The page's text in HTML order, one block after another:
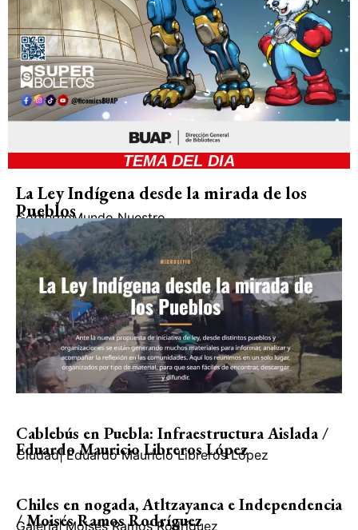
TEMA DEL DIA
La Ley Indígena desde la mirada de los
Pueblos
GobiernoMundo Nuestro
Cablebús en Puebla: Infraestructura Aislada /
Eduardo Mauricio Libreros López
Ciudad| Eduardo Mauricio Libreros López
Chiles en nogada, Atltzayanca e Independencia
/ Moisés Ramos Rodríguez
Galería| Moisés Ramos Rodríguez